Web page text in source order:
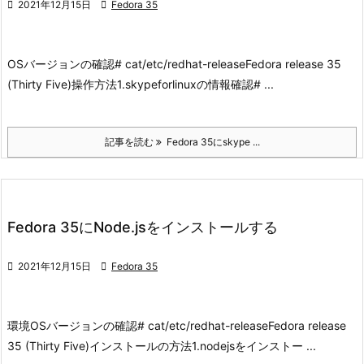
 2021年12月15日  Fedora 35
OSバージョンの確認# cat/etc/redhat-releaseFedora release 35
(Thirty Five)操作方法1.skypeforlinuxの情報確認# ...
記事を読む Fedora 35にskype ...
Fedora 35にNode.jsをインストールする
 2021年12月15日  Fedora 35
環境OSバージョンの確認# cat/etc/redhat-releaseFedora release
35 (Thirty Five)インストールの方法1.nodejsをインストー ...